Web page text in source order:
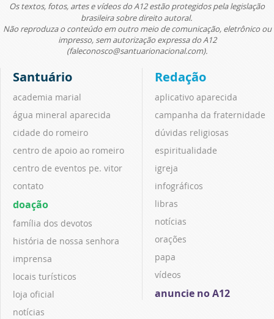
Os textos, fotos, artes e vídeos do A12 estão protegidos pela legislação
brasileira sobre direito autoral.
Não reproduza o conteúdo em outro meio de comunicação, eletrônico ou
impresso, sem autorização expressa do A12
(faleconosco@santuarionacional.com).
Santuário
academia marial
água mineral aparecida
cidade do romeiro
centro de apoio ao romeiro
centro de eventos pe. vitor
contato
doação
família dos devotos
história de nossa senhora
imprensa
locais turísticos
loja oficial
notícias
Redação
aplicativo aparecida
campanha da fraternidade
dúvidas religiosas
espiritualidade
igreja
infográficos
libras
notícias
orações
papa
vídeos
anuncie no A12